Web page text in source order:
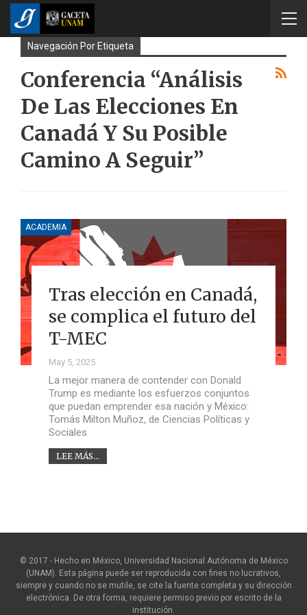
Navegación Por Etiqueta
Conferencia “Análisis
De Las Elecciones En
Canadá Y Su Posible
Camino A Seguir”
ACADEMIA
Tras elección en Canadá,
se complica el futuro del
T-MEC
May 5, 2025
La mejor manera de contender con Donald
Trump es mediante los esfuerzos conjuntos
que puedan emprender esa nación y México:
Tomás Milton Muñoz, de Ciencias Políticas y
Sociales
LEE MÁS...
© 2017 - Hecho en México, Universidad Nacional Autónoma de México
(UNAM). Esta página puede ser reproducida con fines no lucrativos,
siempre y cuando no se mutile, se cite la fuente completa y su dirección
electrónica. De otra forma, requiere permiso previo por escrito de la
institución.